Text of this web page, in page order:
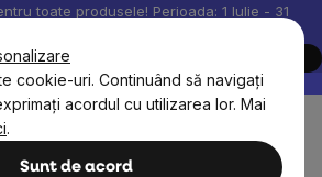
cookie-uri. Continuând să navigați
acordul cu utilizarea lor. Mai
.
Sunt de acord
toate produsele! Perioada: 1 Iulie - 31
Cumpără acum
verificate
Produsele noastre sunt
Coş
de